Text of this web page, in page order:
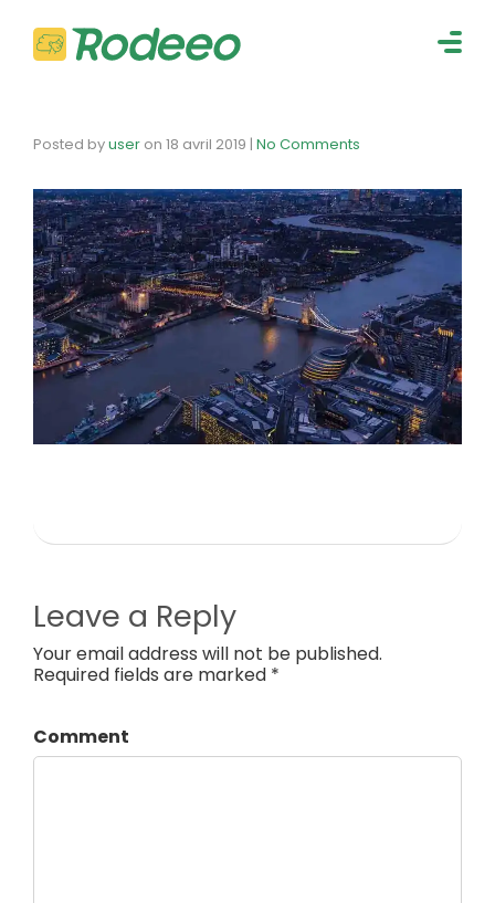
Posted byuser on 18 avril 2019 | No Comments
Leave a Reply
Your email address will not be published.
Required fields are marked *
Comment